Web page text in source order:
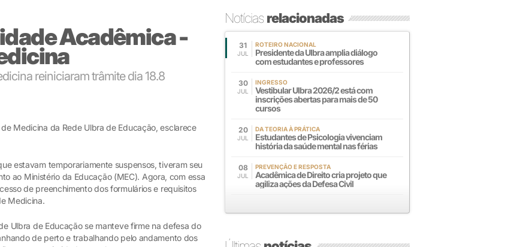
Acadêmica -
reiniciaram trâmite dia 18.8
Medicina da Rede Ulbra de Educação, esclarece
estavam temporariamente suspensos, tiveram seu
ao Ministério da Educação (MEC). Agora, com essa
de preenchimento dos formulários e requisitos
Medicina.
Ulbra de Educação se manteve firme na defesa do
de perto e trabalhando pelo andamento dos
Notíciasrelacionadas
31
JUL
ROTEIRO NACIONAL
Presidente da Ulbra amplia diálogo
com estudantes e professores
30
JUL
INGRESSO
Vestibular Ulbra 2026/2 está com
inscrições abertas para mais de 50
cursos
20
JUL
DA TEORIA À PRÁTICA
Estudantes de Psicologia vivenciam
história da saúde mental nas férias
08
JUL
PREVENÇÃO E RESPOSTA
Acadêmica de Direito cria projeto que
agiliza ações da Defesa Civil